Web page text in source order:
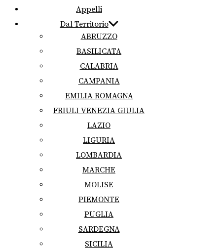
Appelli
Dal Territorio
ABRUZZO
BASILICATA
CALABRIA
CAMPANIA
EMILIA ROMAGNA
FRIULI VENEZIA GIULIA
LAZIO
LIGURIA
LOMBARDIA
MARCHE
MOLISE
PIEMONTE
PUGLIA
SARDEGNA
SICILIA